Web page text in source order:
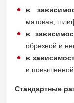
в
матовая,
в
обрезной и
в
и повышенной.
Стандартные